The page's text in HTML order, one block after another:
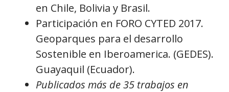
en Chile, Bolivia y Brasil.
Participación en FORO CYTED 2017.
Geoparques para el desarrollo
Sostenible en Iberoamerica. (GEDES).
Guayaquil (Ecuador).
Publicados más de 35 trabajos en